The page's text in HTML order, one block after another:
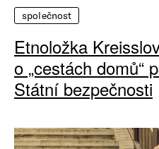
společnost
Etnoložka
o „cestách domů“
Státní bezpečnosti